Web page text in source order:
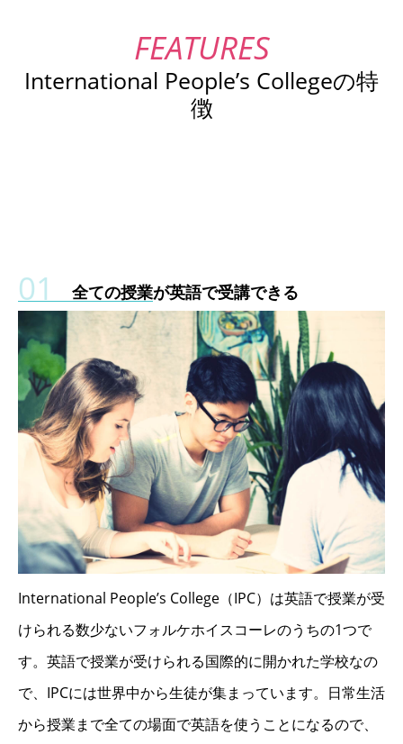
International People’s Collegeの特
徴
全ての授業が英語で受講できる
International People’s College（IPC）は英語で授業が受
けられる数少ないフォルケホイスコーレのうちの1つで
す。英語で授業が受けられる国際的に開かれた学校なの
で、IPCには世界中から生徒が集まっています。日常生活
から授業まで全ての場面で英語を使うことになるので、